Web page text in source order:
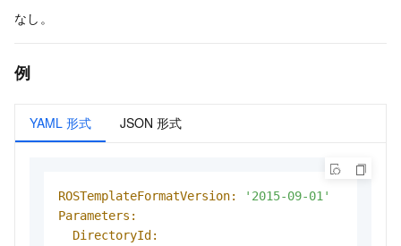
なし。
例
YAML 形式 JSON 形式
ROSTemplateFormatVersion:
'2015-09-01'
Parameters:
DirectoryId: